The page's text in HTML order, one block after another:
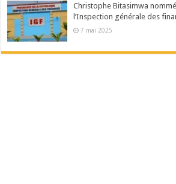
Christophe Bitasimwa
l’Inspection générale des
7 mai 2025